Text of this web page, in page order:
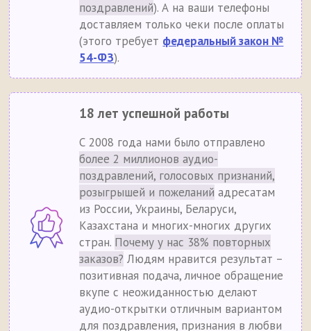
поздравлений). А на ваши телефоны
доставляем только чеки после оплаты
(этого требует федеральный закон №
54-ФЗ).
18 лет успешной работы
С 2008 года нами было отправлено
более 2 миллионов аудио-
поздравлений, голосовых признаний,
розыгрышей и пожеланий адресатам
из России, Украины, Беларуси,
Казахстана и многих-многих других
стран. Почему у нас 38% повторных
заказов? Людям нравится результат –
позитивная подача, личное обращение
вкупе с неожиданностью делают
аудио-открытки отличным вариантом
для поздравления, признания в любви